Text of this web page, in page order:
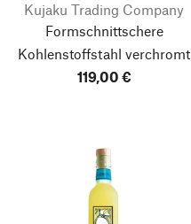
Kujaku Trading Company
Formschnittschere
Kohlenstoffstahl verchromt
119,00 €